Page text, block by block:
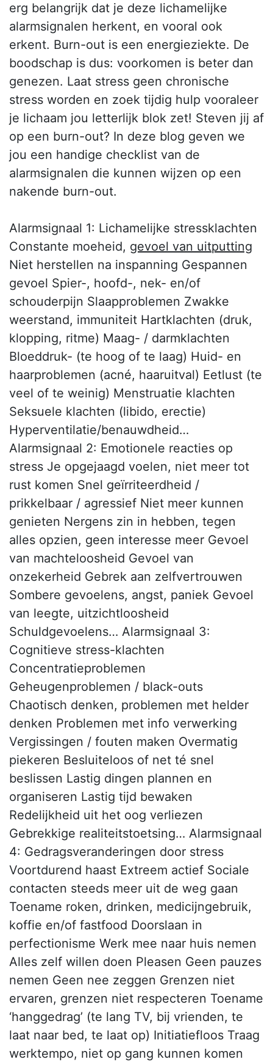
erg belangrijk dat je deze lichamelijke
alarmsignalen herkent, en vooral ook
erkent. Burn-out is een energieziekte. De
boodschap is dus: voorkomen is beter dan
genezen. Laat stress geen chronische
stress worden en zoek tijdig hulp vooraleer
je lichaam jou letterlijk blok zet! Steven jij af
op een burn-out? In deze blog geven we
jou een handige checklist van de
alarmsignalen die kunnen wijzen op een
nakende burn-out.
Alarmsignaal 1: Lichamelijke stressklachten
Constante moeheid, gevoel van uitputting
Niet herstellen na inspanning Gespannen
gevoel Spier-, hoofd-, nek- en/of
schouderpijn Slaapproblemen Zwakke
weerstand, immuniteit Hartklachten (druk,
klopping, ritme) Maag- / darmklachten
Bloeddruk- (te hoog of te laag) Huid- en
haarproblemen (acné, haaruitval) Eetlust (te
veel of te weinig) Menstruatie klachten
Seksuele klachten (libido, erectie)
Hyperventilatie/benauwdheid…
Alarmsignaal 2: Emotionele reacties op
stress Je opgejaagd voelen, niet meer tot
rust komen Snel geïrriteerdheid /
prikkelbaar / agressief Niet meer kunnen
genieten Nergens zin in hebben, tegen
alles opzien, geen interesse meer Gevoel
van machteloosheid Gevoel van
onzekerheid Gebrek aan zelfvertrouwen
Sombere gevoelens, angst, paniek Gevoel
van leegte, uitzichtloosheid
Schuldgevoelens… Alarmsignaal 3:
Cognitieve stress-klachten
Concentratieproblemen
Geheugenproblemen / black-outs
Chaotisch denken, problemen met helder
denken Problemen met info verwerking
Vergissingen / fouten maken Overmatig
piekeren Besluiteloos of net té snel
beslissen Lastig dingen plannen en
organiseren Lastig tijd bewaken
Redelijkheid uit het oog verliezen
Gebrekkige realiteitstoetsing… Alarmsignaal
4: Gedragsveranderingen door stress
Voortdurend haast Extreem actief Sociale
contacten steeds meer uit de weg gaan
Toename roken, drinken, medicijngebruik,
koffie en/of fastfood Doorslaan in
perfectionisme Werk mee naar huis nemen
Alles zelf willen doen Pleasen Geen pauzes
nemen Geen nee zeggen Grenzen niet
ervaren, grenzen niet respecteren Toename
‘hanggedrag’ (te lang TV, bij vrienden, te
laat naar bed, te laat op) Initiatiefloos Traag
werktempo, niet op gang kunnen komen